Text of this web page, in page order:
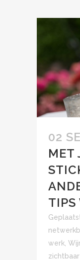
02
MET
TIPS
werk